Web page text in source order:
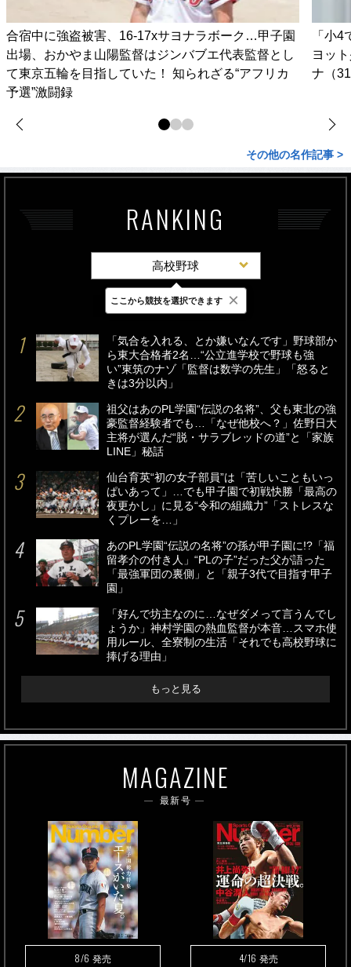
合宿中に強盗被害、16-17xサヨナラボーク…甲子園
出場、おかやま山陽監督はジンバブエ代表監督とし
て東京五輪を目指していた！ 知られざる“アフリカ
予選”激闘録
「小
ヨッ
ナ（
その他の名作記事 >
RANKING
高校野球
最新 24時間 週間
「気合を入れる、とか嫌いなんです」野球部か
ら東大合格者2名…“公立進学校で野球も強
い”東筑のナゾ「監督は数学の先生」「怒ると
きは3分以内」
祖父はあのPL学園“伝説の名将”、父も東北の強
豪監督経験者でも…「なぜ他校へ？」佐野日大
主将が選んだ“脱・サラブレッドの道”と「家族
LINE」秘話
仙台育英“初の女子部員”は「苦しいこともいっ
ぱいあって」…でも甲子園で初戦快勝「最高の
夜更かし」に見る“令和の組織力”「ストレスな
くプレーを…」
あのPL学園“伝説の名将”の孫が甲子園に!?「福
留孝介の付き人」“PLの子”だった父が語った
「最強軍団の裏側」と「親子3代で目指す甲子
園」
「好んで坊主なのに…なぜダメって言うんでし
ょうか」神村学園の熱血監督が本音…スマホ使
用ルール、全寮制の生活「それでも高校野球に
捧げる理由」
もっと見る
MAGAZINE
最新号
8/6 発売 4/16 発売
ここから競技を選択できます ×